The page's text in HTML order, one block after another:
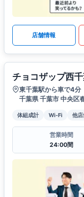
店舗情報
チョコザップ西
東千葉駅から車で4分
千葉県 千葉市 中央区
体組成計 Wi-Fi 他店
営業時間
24:00間